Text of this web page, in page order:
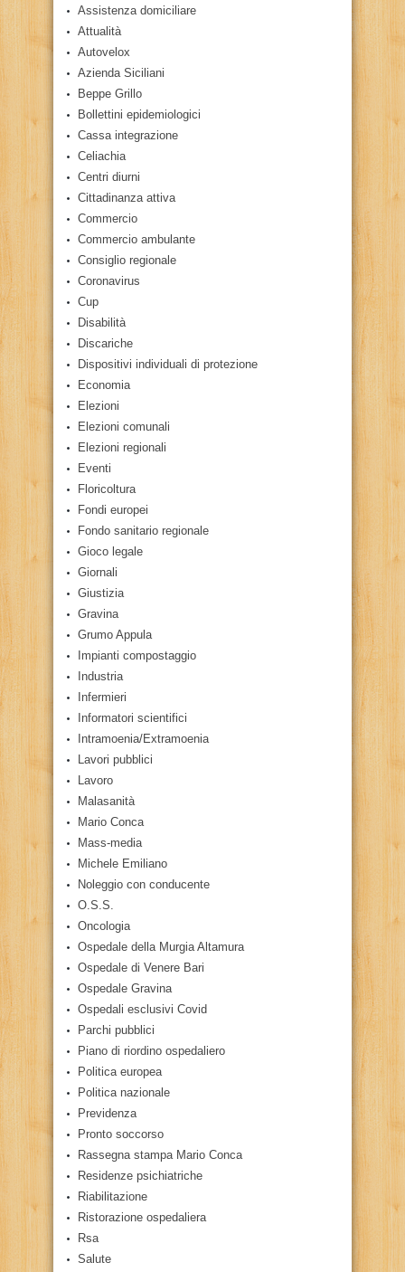
Assistenza domiciliare
Attualità
Autovelox
Azienda Siciliani
Beppe Grillo
Bollettini epidemiologici
Cassa integrazione
Celiachia
Centri diurni
Cittadinanza attiva
Commercio
Commercio ambulante
Consiglio regionale
Coronavirus
Cup
Disabilità
Discariche
Dispositivi individuali di protezione
Economia
Elezioni
Elezioni comunali
Elezioni regionali
Eventi
Floricoltura
Fondi europei
Fondo sanitario regionale
Gioco legale
Giornali
Giustizia
Gravina
Grumo Appula
Impianti compostaggio
Industria
Infermieri
Informatori scientifici
Intramoenia/Extramoenia
Lavori pubblici
Lavoro
Malasanità
Mario Conca
Mass-media
Michele Emiliano
Noleggio con conducente
O.S.S.
Oncologia
Ospedale della Murgia Altamura
Ospedale di Venere Bari
Ospedale Gravina
Ospedali esclusivi Covid
Parchi pubblici
Piano di riordino ospedaliero
Politica europea
Politica nazionale
Previdenza
Pronto soccorso
Rassegna stampa Mario Conca
Residenze psichiatriche
Riabilitazione
Ristorazione ospedaliera
Rsa
Salute